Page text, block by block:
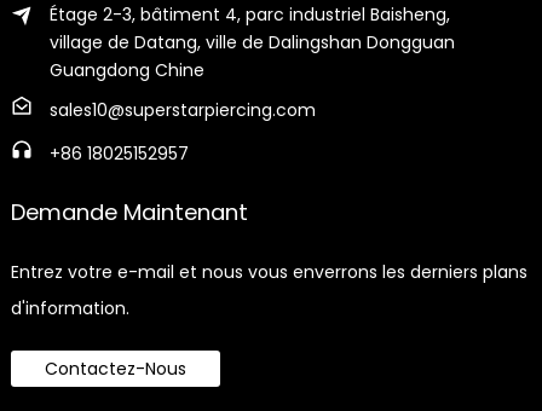
Étage 2-3, bâtiment 4, parc industriel Baisheng,
village de Datang, ville de Dalingshan Dongguan
Guangdong Chine
sales10@superstarpiercing.com
+86 18025152957
Demande Maintenant
Entrez votre e-mail et nous vous enverrons les derniers plans
d'information.
Contactez-Nous